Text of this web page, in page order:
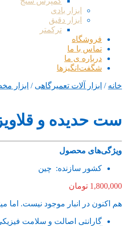
ابزار بادی
ابزار دقیق
ترکمتر
فروشگاه
تماس با ما
درباره ی ما
شگفت‌انگیزها
خانه / ابزار آلات تعمیرگاهی / ابزار
ست حدیده و قلاویز
ویژگی‌های محصول
کشور سازنده: چین
1,800,000 تومان
هم اکنون در انبار موجود نیست. اما
گارانتی اصالت و سلامت